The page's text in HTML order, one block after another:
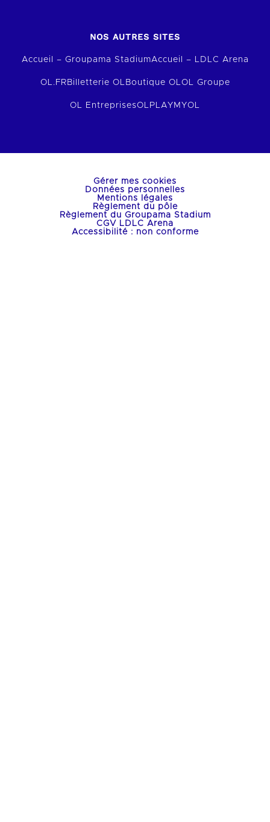
NOS AUTRES SITES
Accueil – Groupama StadiumAccueil – LDLC Arena
OL.FR Billetterie OL Boutique OLOL Groupe
OL EntreprisesOLPLAY MYOL
Gérer mes cookies
Données personnelles
Mentions légales
Règlement du pôle
Règlement du Groupama Stadium
CGV LDLC Arena
Accessibilité : non conforme